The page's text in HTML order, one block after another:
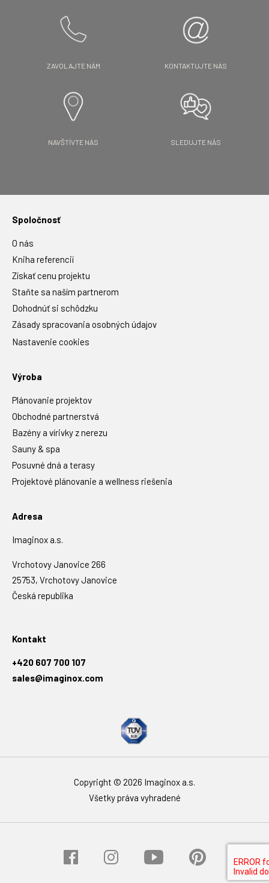
ZAVOLAJTE NÁM KONTAKTUJTE NÁS
NAVŠTÍVTE NÁS SLEDUJTE NÁS
Spoločnosť
O nás
Kniha referencií
Získať cenu projektu
Staňte sa naším partnerom
Dohodnúť si schôdzku
Zásady spracovania osobných údajov
Nastavenie cookies
Výroba
Plánovanie projektov
Obchodné partnerstvá
Bazény a vírivky z nerezu
Sauny & spa
Posuvné dná a terasy
Projektové plánovanie a wellness riešenia
Adresa
Imaginox a.s.
Vrchotovy Janovice 266
25753, Vrchotovy Janovice
Česká republika
Kontakt
+420 607 700 107
sales@imaginox.com
Copyright © 2026 Imaginox a.s.
Všetky práva vyhradené